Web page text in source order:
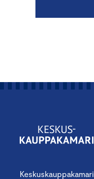
Keskuskauppakamari